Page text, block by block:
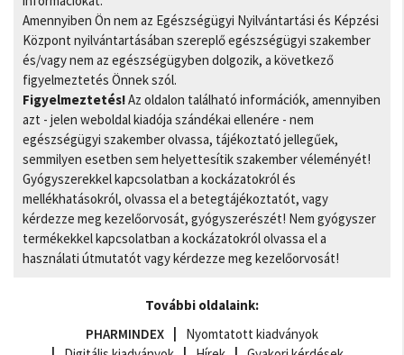
Amennyiben Ön nem az Egészségügyi Nyilvántartási és Képzési
Központ nyilvántartásában szereplő egészségügyi szakember
és/vagy nem az egészségügyben dolgozik, a következő
figyelmeztetés Önnek szól.
Figyelmeztetés!Az oldalon található információk, amennyiben
azt - jelen weboldal kiadója szándékai ellenére - nem
egészségügyi szakember olvassa, tájékoztató jellegűek,
semmilyen esetben sem helyettesítik szakember véleményét!
Gyógyszerekkel kapcsolatban a kockázatokról és
mellékhatásokról, olvassa el a betegtájékoztatót, vagy
kérdezze meg kezelőorvosát, gyógyszerészét! Nem gyógyszer
termékekkel kapcsolatban a kockázatokról olvassa el a
használati útmutatót vagy kérdezze meg kezelőorvosát!
További oldalaink:
PHARMINDEX
Nyomtatott kiadványok